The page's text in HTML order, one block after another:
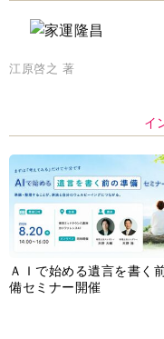
江原啓之 著
イ
ＡＩで始める遺言を書く
備セミナー開催